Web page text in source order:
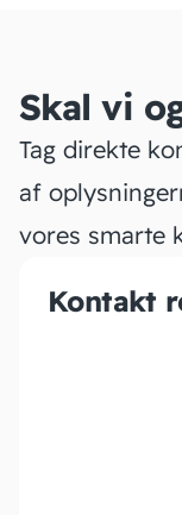
Skal vi
Tag direkte
af
vores smarte
Kontakt